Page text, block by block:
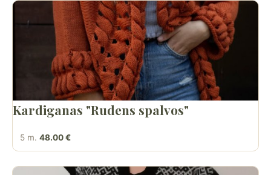
Kardiganas "Rudens spalvos"
5 m. 48.00 €